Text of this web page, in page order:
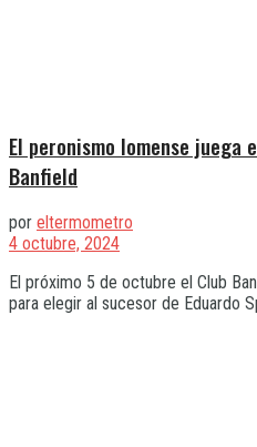
El peronismo lomense juega
Banfield
por eltermometro
4 octubre, 2024
El próximo 5 de octubre el Club
para elegir al sucesor de Eduardo